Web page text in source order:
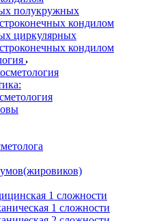
полукружных
кондилом
циркулярных
кондилом
1 сложности
1 сложности